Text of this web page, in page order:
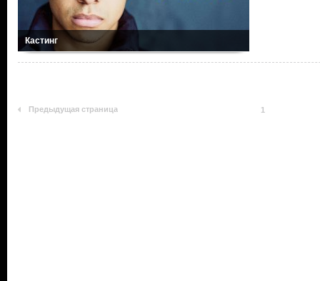
Кастинг
Предыдущая страница 1